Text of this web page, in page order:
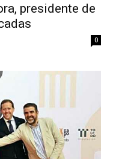
presidente de
0